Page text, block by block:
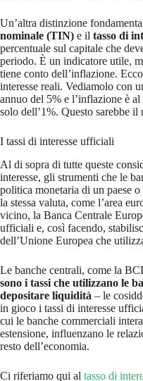
Un’altra distinzione
nominale (TIN) e il tasso di
percentuale sul capitale che
periodo. È un indicatore utile,
tiene conto dell’inflazione.
interesse reali. Vediamolo con
annuo del 5% e l’inflazione è
solo dell’1%. Questo sarebbe
I tassi di interesse ufficiali
Al di sopra di tutte queste
interesse, gli strumenti che le
politica monetaria di un paese
la stessa valuta, come l’area
vicino, la Banca Centrale
ufficiali e, così facendo,
dell’Unione Europea che
Le banche centrali, come la
sono i tassi che utilizzano le
depositare liquidità – le
in gioco i tassi di interesse
cui le banche commerciali
estensione, influenzano le
resto dell’economia.
Ci riferiamo qui al tasso di